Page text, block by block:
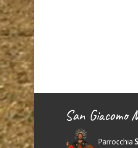
San Giacomo
Parrocchia